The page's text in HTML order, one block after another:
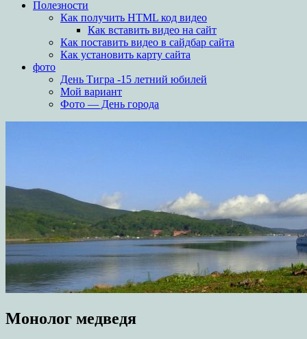
Полезности
Как получить HTML код видео
Как вставить видео на сайт
Как поставить видео в сайдбар сайта
Как установить карту сайта
фото
День Тигра -15 летний юбилей
Мой вариант
Фото — День города
Монолог медведя